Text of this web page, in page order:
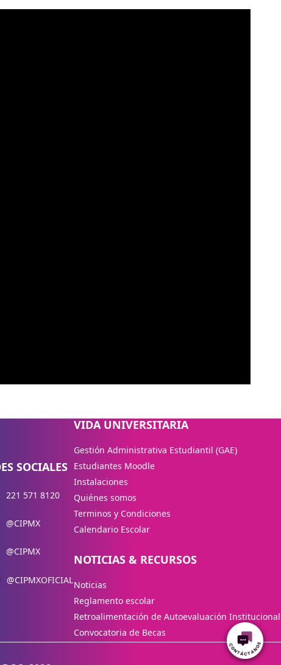
SOCIALES
221 571 8120
@CIPMX
@CIPMX
@CIPMXOFICIAL
VIDA UNIVERSITARIA
Gestión Administrativa Estudiantil (GAE)
Estudiantes Moodle
Instalaciones
Quiénes somos
Terminos y Condiciones
Calendario Escolar
NOTICIAS & RECURSOS
Noticias
Reglamento escolar
Retroalimentación de Autoevaluación Institucional
Convocatoria de Becas